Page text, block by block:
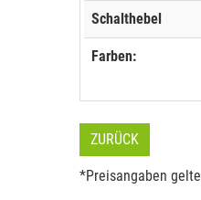
Schalthebel
Farben:
ZURÜCK
*Preisangaben